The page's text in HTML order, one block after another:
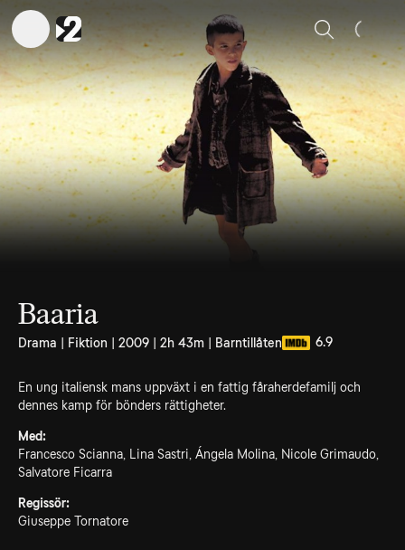
Sök
Baaria
Drama | Fiktion | 2009 | 2h 43m | Barntillåten 6.9
En ung italiensk mans uppväxt i en fattig fåraherdefamilj och
dennes kamp för bönders rättigheter.
Med:
Francesco Scianna, Lina Sastri, Ángela Molina, Nicole Grimaudo,
Salvatore Ficarra
Regissör:
Giuseppe Tornatore